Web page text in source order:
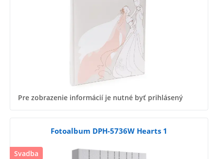
Pre zobrazenie informácií je nutné byť prihlásený
Svadba
Fotoalbum DPH-5736W Hearts 1